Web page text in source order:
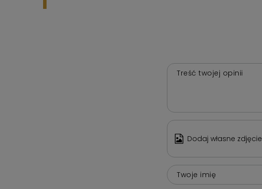
Treść twojej opinii
Dodaj własne
Twoje imię